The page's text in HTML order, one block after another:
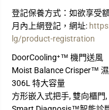
登記保養方式： 如欲享受
月內上網登記，網址:
lg/product-registration
DoorCooling⁺™ 機門送風
Moist Balance Crisper™
306L 特大容量
方形嵌入式把手, 雙向櫃門